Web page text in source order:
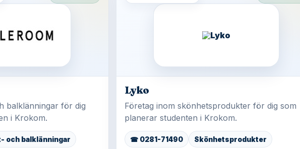
balklänningar för dig
i Krokom.
och balklänningar
Lyko
Företag inom skönhetsprodukter för dig som
planerar studenten i Krokom.
☎ 0281-71490 Skönhetsprodukter